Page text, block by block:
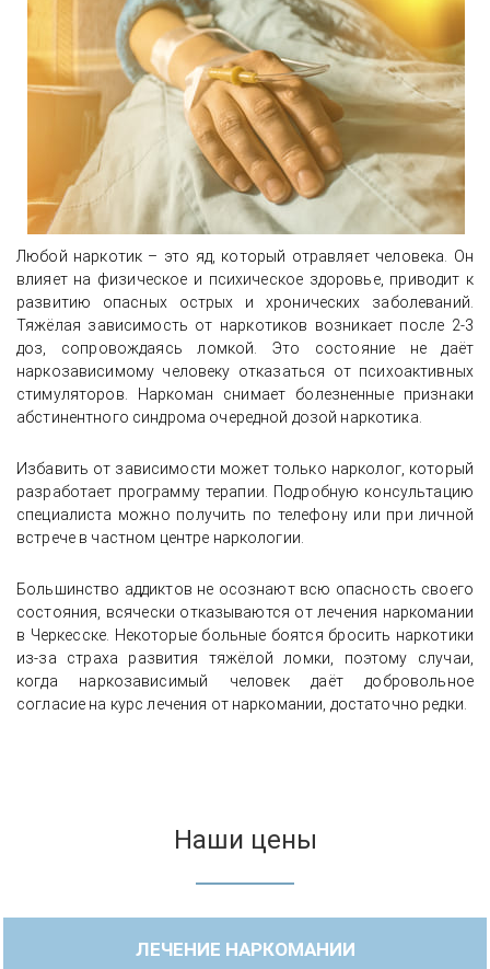
Любой наркотик – это яд, который отравляет человека. Он
влияет на физическое и психическое здоровье, приводит к
развитию опасных острых и хронических заболеваний.
Тяжёлая зависимость от наркотиков возникает после 2-3
доз, сопровождаясь ломкой. Это состояние не даёт
наркозависимому человеку отказаться от психоактивных
стимуляторов. Наркоман снимает болезненные признаки
абстинентного синдрома очередной дозой наркотика.
Избавить от зависимости может только нарколог, который
разработает программу терапии. Подробную консультацию
специалиста можно получить по телефону или при личной
встрече в частном центре наркологии.
Большинство аддиктов не осознают всю опасность своего
состояния, всячески отказываются от лечения наркомании
в Черкесске. Некоторые больные боятся бросить наркотики
из-за страха развития тяжёлой ломки, поэтому случаи,
когда наркозависимый человек даёт добровольное
согласие на курс лечения от наркомании, достаточно редки.
Наши цены
ЛЕЧЕНИЕ НАРКОМАНИИ